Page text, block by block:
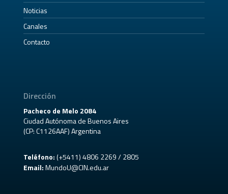
Noticias
Canales
Contacto
Dirección
Pacheco de Melo 2084
Ciudad Autónoma de Buenos Aires
(CP: C1126AAF) Argentina
Teléfono:(+5411) 4806 2269 / 2805
Email: MundoU@CIN.edu.ar